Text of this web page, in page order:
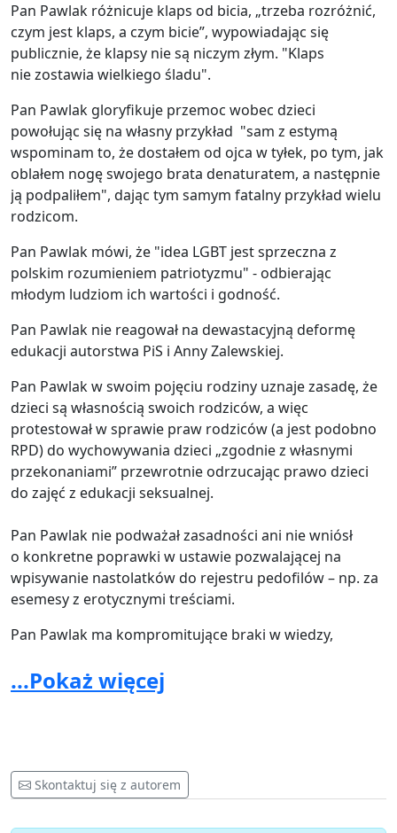
Pan Pawlak różnicuje klaps od bicia, „trzeba rozróżnić,
czym jest klaps, a czym bicie”, wypowiadając się
publicznie, że klapsy nie są niczym złym. "Klaps
nie zostawia wielkiego śladu".
Pan Pawlak gloryfikuje przemoc wobec dzieci
powołując się na własny przykład "sam z estymą
wspominam to, że dostałem od ojca w tyłek, po tym, jak
oblałem nogę swojego brata denaturatem, a następnie
ją podpaliłem", dając tym samym fatalny przykład wielu
rodzicom.
Pan Pawlak mówi, że "idea LGBT jest sprzeczna z
polskim rozumieniem patriotyzmu" - odbierając
młodym ludziom ich wartości i godność.
Pan Pawlak nie reagował na dewastacyjną deformę
edukacji autorstwa PiS i Anny Zalewskiej.
Pan Pawlak w swoim pojęciu rodziny uznaje zasadę, że
dzieci są własnością swoich rodziców, a więc
protestował w sprawie praw rodziców (a jest podobno
RPD) do wychowywania dzieci „zgodnie z własnymi
przekonaniami” przewrotnie odrzucając prawo dzieci
do zajęć z edukacji seksualnej.
Pan Pawlak nie podważał zasadności ani nie wniósł
o konkretne poprawki w ustawie pozwalającej na
wpisywanie nastolatków do rejestru pedofilów – np. za
esemesy z erotycznymi treściami.
Pan Pawlak ma kompromitujące braki w wiedzy,
z „seksualizowaniem dzieci”. "Nie chcemy, by dzieci
dowiadywały się w szkole, że np. krowy są gwałcone, by
zachodzi ok. 300 nastolatek rocznie. Jest ich w
rzeczywistości ok. 10 tys.
...Pokaż więcej
Skontaktuj się z autorem